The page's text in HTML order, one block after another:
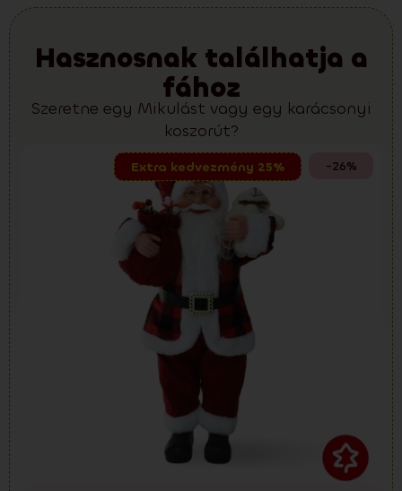
Hasznosnak találhatja a
fához
Szeretne egy Mikulást vagy egy karácsonyi
koszorút?
-26%
Extra kedvezmény 25%